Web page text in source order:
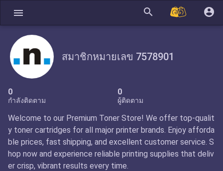
menu search account_circle
สมาชิกหมายเลข 7578901
0
กำลังติดตาม
0
ผู้ติดตาม
Welcome to our Premium Toner Store! We offer top-qualit
y toner cartridges for all major printer brands. Enjoy afforda
ble prices, fast shipping, and excellent customer service. S
hop now and experience reliable printing supplies that deliv
er crisp, vibrant results every time.